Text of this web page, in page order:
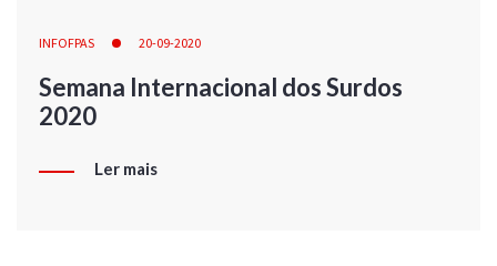
INFOFPAS 20-09-2020
Semana Internacional dos Surdos
2020
Ler mais